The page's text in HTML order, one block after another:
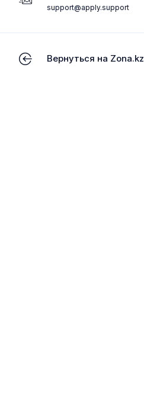
support@apply.support
Вернуться на Zona.kz